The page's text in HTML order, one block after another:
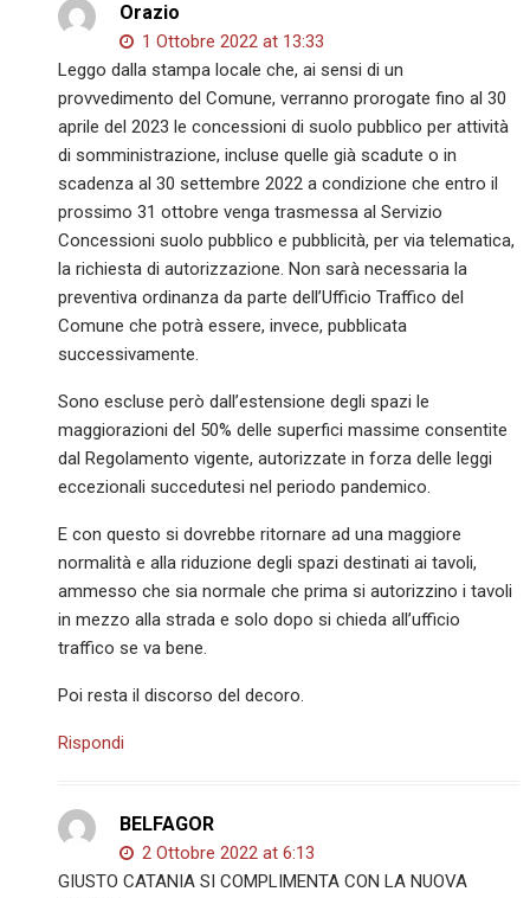
Orazio
1 Ottobre 2022 at 13:33
Leggo dalla stampa locale che, ai sensi di un
provvedimento del Comune, verranno prorogate fino al 30
aprile del 2023 le concessioni di suolo pubblico per attività
di somministrazione, incluse quelle già scadute o in
scadenza al 30 settembre 2022 a condizione che entro il
prossimo 31 ottobre venga trasmessa al Servizio
Concessioni suolo pubblico e pubblicità, per via telematica,
la richiesta di autorizzazione. Non sarà necessaria la
preventiva ordinanza da parte dell’Ufficio Traffico del
Comune che potrà essere, invece, pubblicata
successivamente.
Sono escluse però dall’estensione degli spazi le
maggiorazioni del 50% delle superfici massime consentite
dal Regolamento vigente, autorizzate in forza delle leggi
eccezionali succedutesi nel periodo pandemico.
E con questo si dovrebbe ritornare ad una maggiore
normalità e alla riduzione degli spazi destinati ai tavoli,
ammesso che sia normale che prima si autorizzino i tavoli
in mezzo alla strada e solo dopo si chieda all’ufficio
traffico se va bene.
Poi resta il discorso del decoro.
Rispondi
BELFAGOR
2 Ottobre 2022 at 6:13
GIUSTO CATANIA SI COMPLIMENTA CON LA NUOVA